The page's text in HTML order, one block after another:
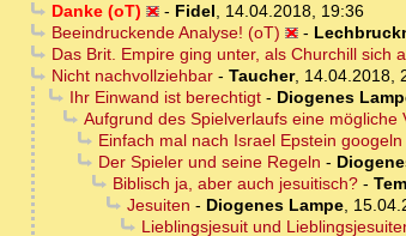
Danke (oT)
- Fidel, 14.04.2018, 19:36
Beeindruckende Analyse! (oT)
-
Das Brit. Empire ging unter, als Churchill sich
Nicht nachvollziehbar- Taucher, 14.04.2018,
Ihr Einwand ist berechtigt- Diogenes
Aufgrund des Spielverlaufs eine mögliche
Einfach mal nach Israel Epstein googeln
Der Spieler und seine Regeln -
Biblisch ja, aber auch jesuitisch?-
Jesuiten - Diogenes Lampe,
Lieblingsjesuit und